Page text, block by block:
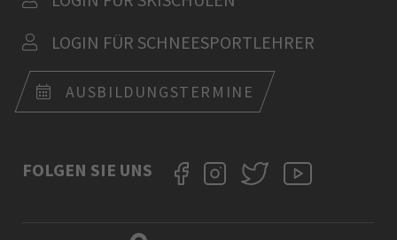
LOGIN FÜR SCHNEESPORTLEHRER
AUSBILDUNGSTERMINE
FOLGEN SIE UNS